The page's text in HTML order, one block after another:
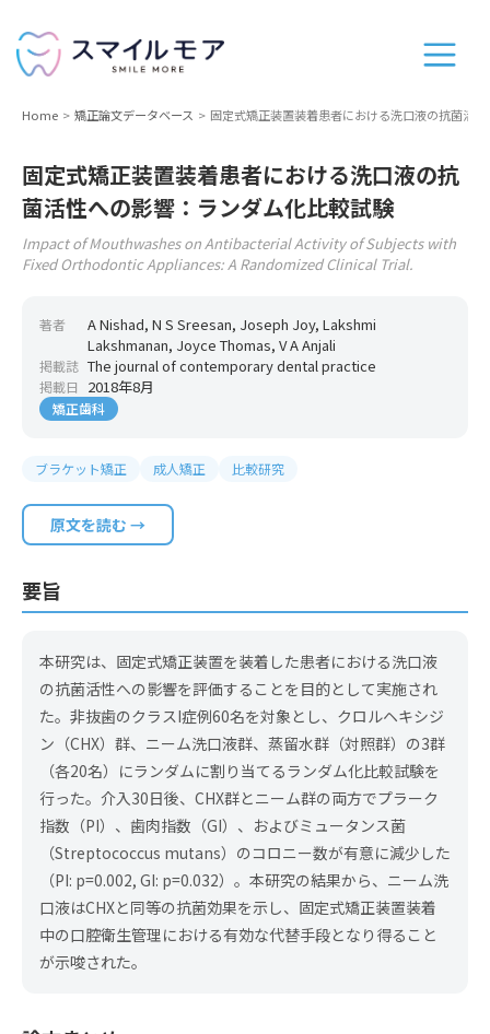
Home 矯正論文データベース 固定式矯正装置装着患者における洗口液の抗菌活
固定式矯正装置装着患者における洗口液の抗
菌活性への影響：ランダム化比較試験
Impact of Mouthwashes on Antibacterial Activity of Subjects with
Fixed Orthodontic Appliances: A Randomized Clinical Trial.
著者
A Nishad, N S Sreesan, Joseph Joy, Lakshmi
Lakshmanan, Joyce Thomas, V A Anjali
掲載誌 The journal of contemporary dental practice
掲載日 2018年8月
矯正歯科
ブラケット矯正 成人矯正 比較研究
原文を読む →
要旨
本研究は、固定式矯正装置を装着した患者における洗口液
の抗菌活性への影響を評価することを目的として実施され
た。非抜歯のクラスI症例60名を対象とし、クロルヘキシジ
ン（CHX）群、ニーム洗口液群、蒸留水群（対照群）の3群
（各20名）にランダムに割り当てるランダム化比較試験を
行った。介入30日後、CHX群とニーム群の両方でプラーク
指数（PI）、歯肉指数（GI）、およびミュータンス菌
（Streptococcus mutans）のコロニー数が有意に減少した
（PI: p=0.002, GI: p=0.032）。本研究の結果から、ニーム洗
口液はCHXと同等の抗菌効果を示し、固定式矯正装置装着
中の口腔衛生管理における有効な代替手段となり得ること
が示唆された。